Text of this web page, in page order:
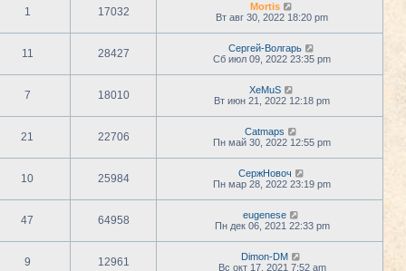
1 17032
Mortis
Вт авг 30, 2022 18:20 pm
11 28427
Сергей-Волгарь
Сб июл 09, 2022 23:35 pm
7 18010
XeMuS
Вт июн 21, 2022 12:18 pm
21 22706
Catmaps
Пн май 30, 2022 12:55 pm
10 25984
СержНовоч
Пн мар 28, 2022 23:19 pm
47 64958
eugenese
Пн дек 06, 2021 22:33 pm
9 12961
Dimon-DM
Вс окт 17, 2021 7:52 am